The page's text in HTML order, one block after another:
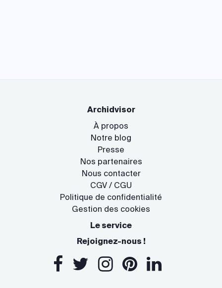
Archidvisor
À propos
Notre blog
Presse
Nos partenaires
Nous contacter
CGV / CGU
Politique de confidentialité
Gestion des cookies
Le service
Rejoignez-nous !